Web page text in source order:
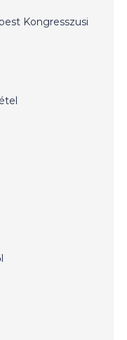
Kongresszusi